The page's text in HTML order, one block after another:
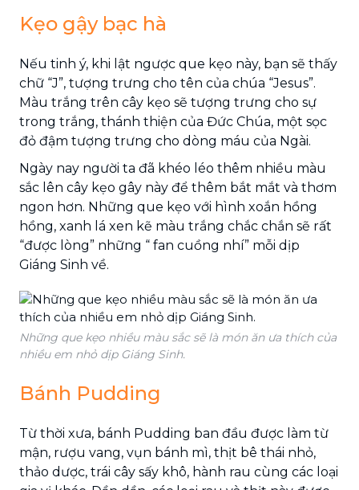
Kẹo gậy bạc hà
Nếu tinh ý, khi lật ngược que kẹo này, bạn sẽ thấy
chữ “J”, tượng trưng cho tên của chúa “Jesus”.
Màu trắng trên cây kẹo sẽ tượng trưng cho sự
trong trắng, thánh thiện của Đức Chúa, một sọc
đỏ đậm tượng trưng cho dòng máu của Ngài.
Ngày nay người ta đã khéo léo thêm nhiều màu
sắc lên cây kẹo gây này để thêm bắt mắt và thơm
ngon hơn. Những que kẹo với hình xoắn hồng
hồng, xanh lá xen kẽ màu trắng chắc chắn sẽ rất
“được lòng” những “ fan cuồng nhí” mỗi dịp
Giáng Sinh về.
Những que kẹo nhiều màu sắc sẽ là món ăn ưa thích của
nhiều em nhỏ dịp Giáng Sinh.
Bánh Pudding
Từ thời xưa, bánh Pudding ban đầu được làm từ
mận, rượu vang, vụn bánh mì, thịt bê thái nhỏ,
thảo dược, trái cây sấy khô, hành rau cùng các loại